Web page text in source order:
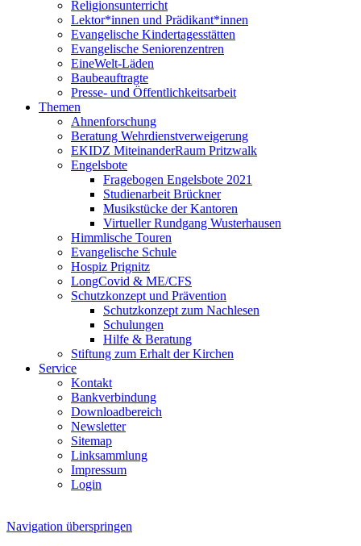
Religionsunterricht
Lektor*innen und Prädikant*innen
Evangelische Kindertagesstätten
Evangelische Seniorenzentren
EineWelt-Läden
Baubeauftragte
Presse- und Öffentlichkeitsarbeit
Themen
Ahnenforschung
Beratung Wehrdienstverweigerung
EKIDZ MiteinanderRaum Pritzwalk
Engelsbote
Fragebogen Engelsbote 2021
Studienarbeit Brückner
Musikstücke der Kantoren
Virtueller Rundgang Wusterhausen
Himmlische Touren
Evangelische Schule
Hospiz Prignitz
LongCovid & ME/CFS
Schutzkonzept und Prävention
Schutzkonzept zum Nachlesen
Schulungen
Hilfe & Beratung
Stiftung zum Erhalt der Kirchen
Service
Kontakt
Bankverbindung
Downloadbereich
Newsletter
Sitemap
Linksammlung
Impressum
Login
Navigation überspringen